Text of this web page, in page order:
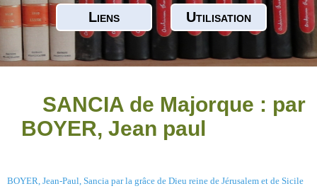
Liens Utilisation
SANCIA de Majorque : par
BOYER, Jean paul
BOYER, Jean-Paul, Sancia par la grâce de Dieu reine de Jérusalem et de Sicile